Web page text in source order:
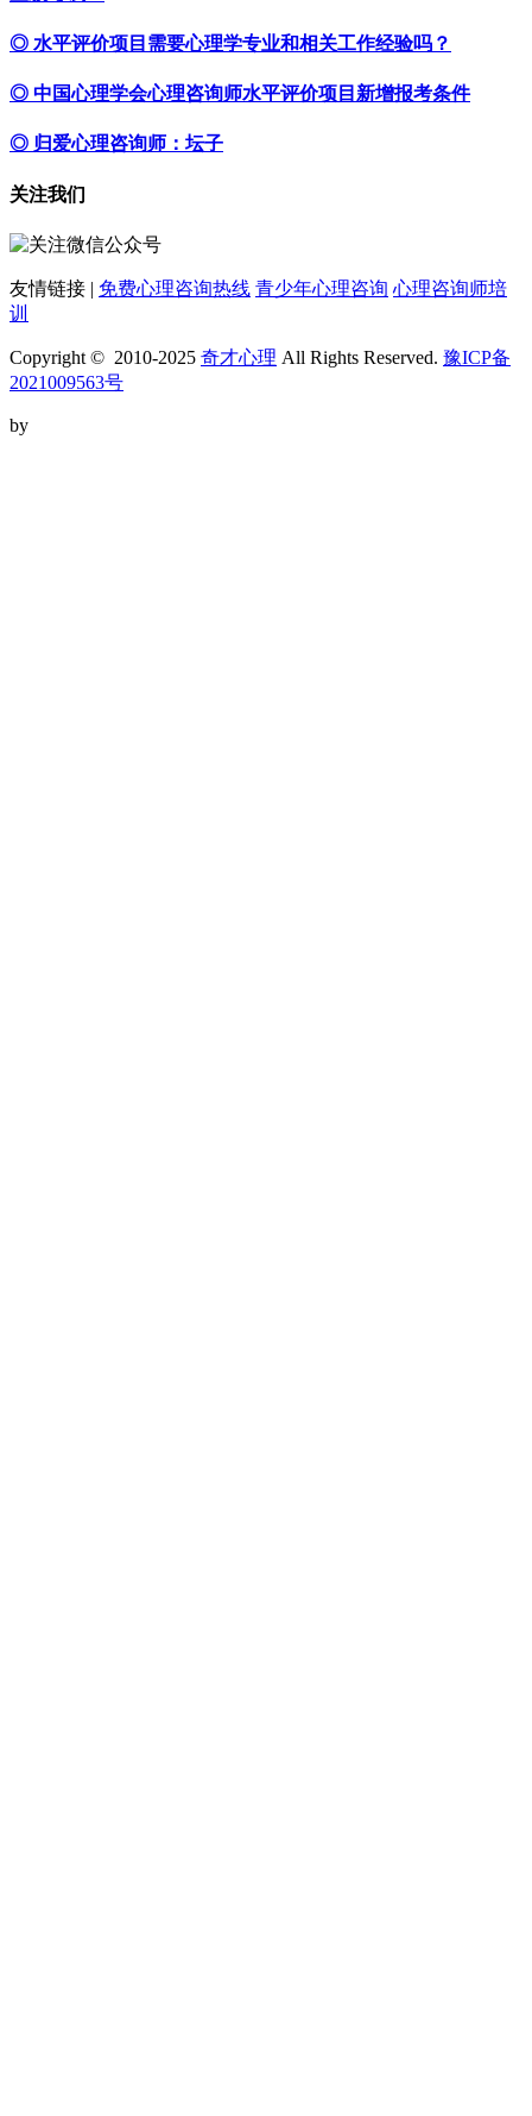
◎ 水平评价项目需要心理学专业和相关工作经验吗？
◎ 中国心理学会心理咨询师水平评价项目新增报考条件
◎ 归爱心理咨询师：坛子
关注我们
友情链接 | 免费心理咨询热线 青少年心理咨询 心理咨询师培
训
Copyright © 2010-2025 奇才心理 All Rights Reserved. 豫ICP备
2021009563号
by